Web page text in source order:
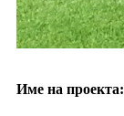
Име на проекта: